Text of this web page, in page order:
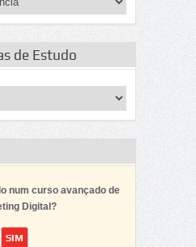
de Estudo
num curso avançado de
Digital?